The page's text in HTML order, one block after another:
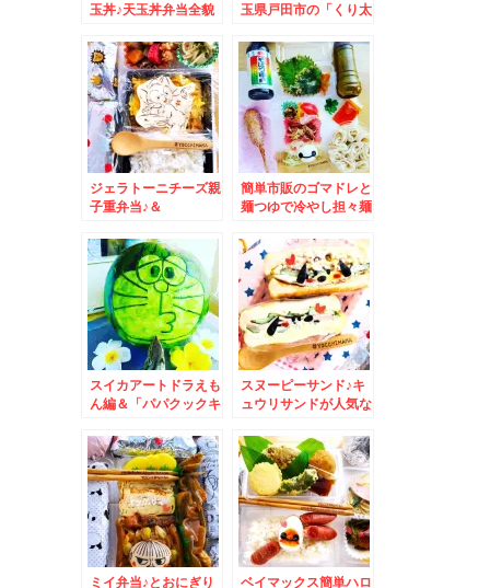
玉丼♪天玉丼弁当全貌
ティハンターXYZ生
ガトーショコラ」「チ
ーズケーキ」吉祥寺土
産♪
玉県戸田市の「くり太
味覚 くり太郎」の大
きさΣ(ﾟДﾟ)に大満足
(*´艸`*)
ジェラトーニチーズ親
子重弁当♪＆
SAPPORO」モユク
サッポロ(*´艸`*)
簡単市販のゴマドレと
麺つゆで冷やし担々麺
スイカアートドラえも
ん編＆「パパクックキ
スヌーピーサンド♪キ
ュウリサンドが人気な
製麺所」さんの「ちゃ
んぽん」と「ヒヤチュ
ウ」えにわん！市民ラ
ーメン
ミイ弁当♪とおにぎり
ベイマックス簡単ハロ